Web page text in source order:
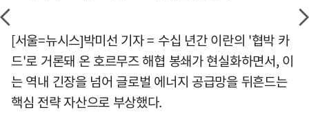
[서울=뉴시스]박미선 기자 = 수십 년간 이란의 '협박 카
드'로 거론돼 온 호르무즈 해협 봉쇄가 현실화하면서, 이
는 역내 긴장을 넘어 글로벌 에너지 공급망을 뒤흔드는
핵심 전략 자산으로 부상했다.